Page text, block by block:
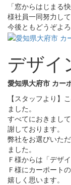
「窓からはじまる
様社員一同努力して
今後ともどうぞよ
デザイ
愛知県大府市 カー
【スタッフより】
ました。
すべてにおきまし
謝しております。
弊社をお選びいた
ました。
Ｆ様からは「デザ
Ｆ様にカーポート
嬉しく思います。